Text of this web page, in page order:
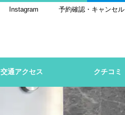
Instagram 予約確認・キャンセル
交通アクセス クチコミ